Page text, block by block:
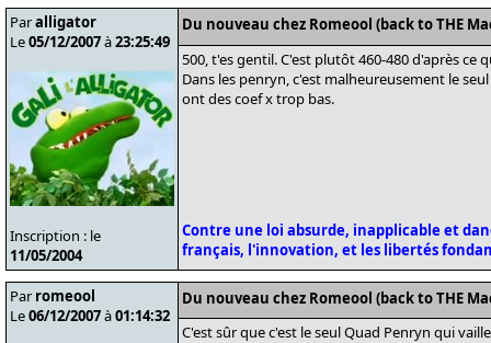
Paralligator
Le05/12/2007à23:25:49
Inscription : le
11/05/2004
Du nouveau chez Romeool (back to THE
500, t'es gentil. C'est plutôt 460-480 d'après ce
Dans les penryn, c'est malheureusement le
ont des coef x trop bas.
Contre une loi absurde, inapplicable et
français, l'innovation, et les libertés
Par romeool
Le06/12/2007à01:14:32
Du nouveau chez Romeool (back to THE
C'est sûr que c'est le seul Quad Penryn qui